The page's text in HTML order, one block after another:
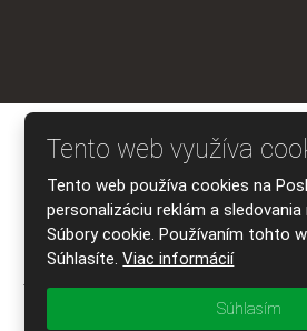
© 2026 SEED SERVICE s.r.o.,
Podmienky použitia
VYTVORILA
Tento web je chránený pomocou Google
Zásady ochrany osobných údajov
Tento web využíva
Tento web používa cookies na
personalizáciu reklám a
Súbory cookie. Používaním tohto
Súhlasíte.Viac informácií
Súhlasím